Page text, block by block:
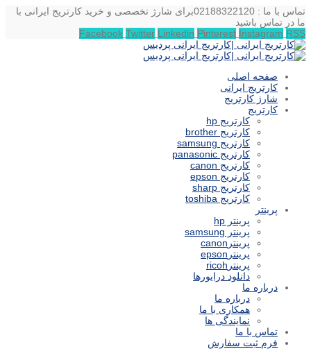
تماس با ما : 02188322120
برای شارژ تخصصی و خرید کارتریج ایرانی با
ما در تماس باشید
Facebook Twitter Linkedin Pinterest Instagram RSS
صفحه اصلی
کارتریج ایرانی
شارژ کارتریج
کارتریج
کارتریج hp
کارتریج brother
کارتریج samsung
کارتریج panasonic
کارتریج canon
کارتریج epson
کارتریج sharp
کارتریج toshiba
پرینتر
پرینتر hp
پرینتر samsung
پرینترcanon
پرینترepson
پرینترricoh
دانلود درایورها
درباره ما
درباره ما
همکاری با ما
نمایندگی ها
تماس با ما
فرم ثبت سفارش